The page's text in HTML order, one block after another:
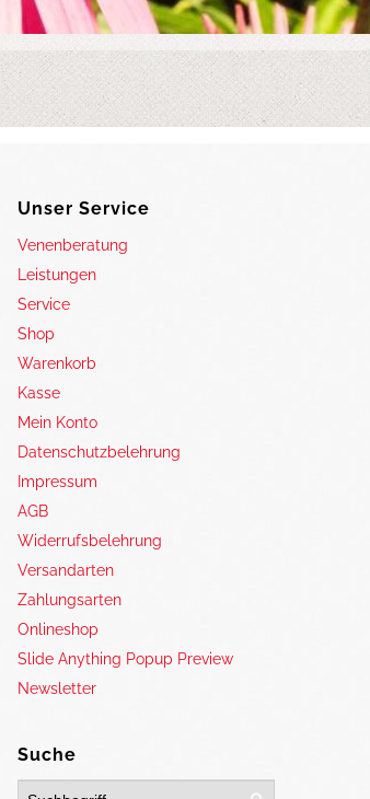
Unser Service
Venenberatung
Leistungen
Service
Shop
Warenkorb
Kasse
Mein Konto
Datenschutzbelehrung
Impressum
AGB
Widerrufsbelehrung
Versandarten
Zahlungsarten
Onlineshop
Slide Anything Popup Preview
Newsletter
Suche